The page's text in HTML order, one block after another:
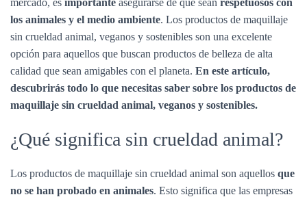
mercado, es importante asegurarse de que sean respetuosos con
los animales y el medio ambiente. Los productos de maquillaje
sin crueldad animal, veganos y sostenibles son una excelente
opción para aquellos que buscan productos de belleza de alta
calidad que sean amigables con el planeta. En este artículo,
descubrirás todo lo que necesitas saber sobre los productos de
maquillaje sin crueldad animal, veganos y sostenibles.
¿Qué significa sin crueldad animal?
Los productos de maquillaje sin crueldad animal son aquellos que
no se han probado en animales. Esto significa que las empresas